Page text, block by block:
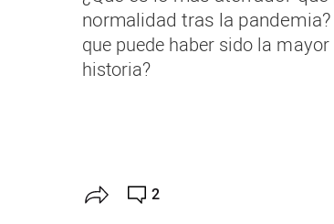
normalidad tras la
que puede haber sido la
historia?
2